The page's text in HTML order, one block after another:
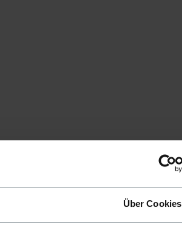
Über Cookies